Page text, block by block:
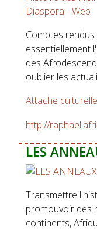
Comptes
essentiellement
des
oublier les
Attache culturelle
http://
LES
Transmettre
promouvoir des
continents,